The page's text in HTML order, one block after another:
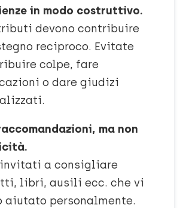
in modo costruttivo.
devono contribuire
reciproco. Evitate
colpe, fare
o dare giudizi
ma non
a consigliare
libri, ausili ecc. che vi
aiutato personalmente.